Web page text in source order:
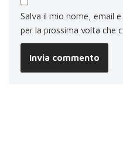
Salva il mio nome, email
per la prossima volta che